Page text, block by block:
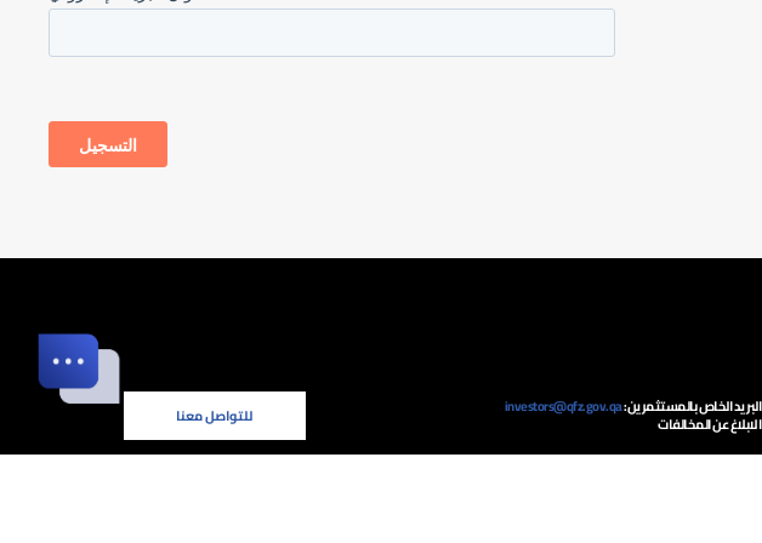
البريد الخاص بالمستثمرين:investors@qfz.gov.qa
الابلاغ عن المخالفات للتواصل معنا